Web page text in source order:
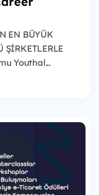
EN BÜYÜK
Youthal...